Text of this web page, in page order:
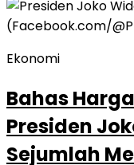
Ekonomi
Bahas
Presiden
Sejumlah